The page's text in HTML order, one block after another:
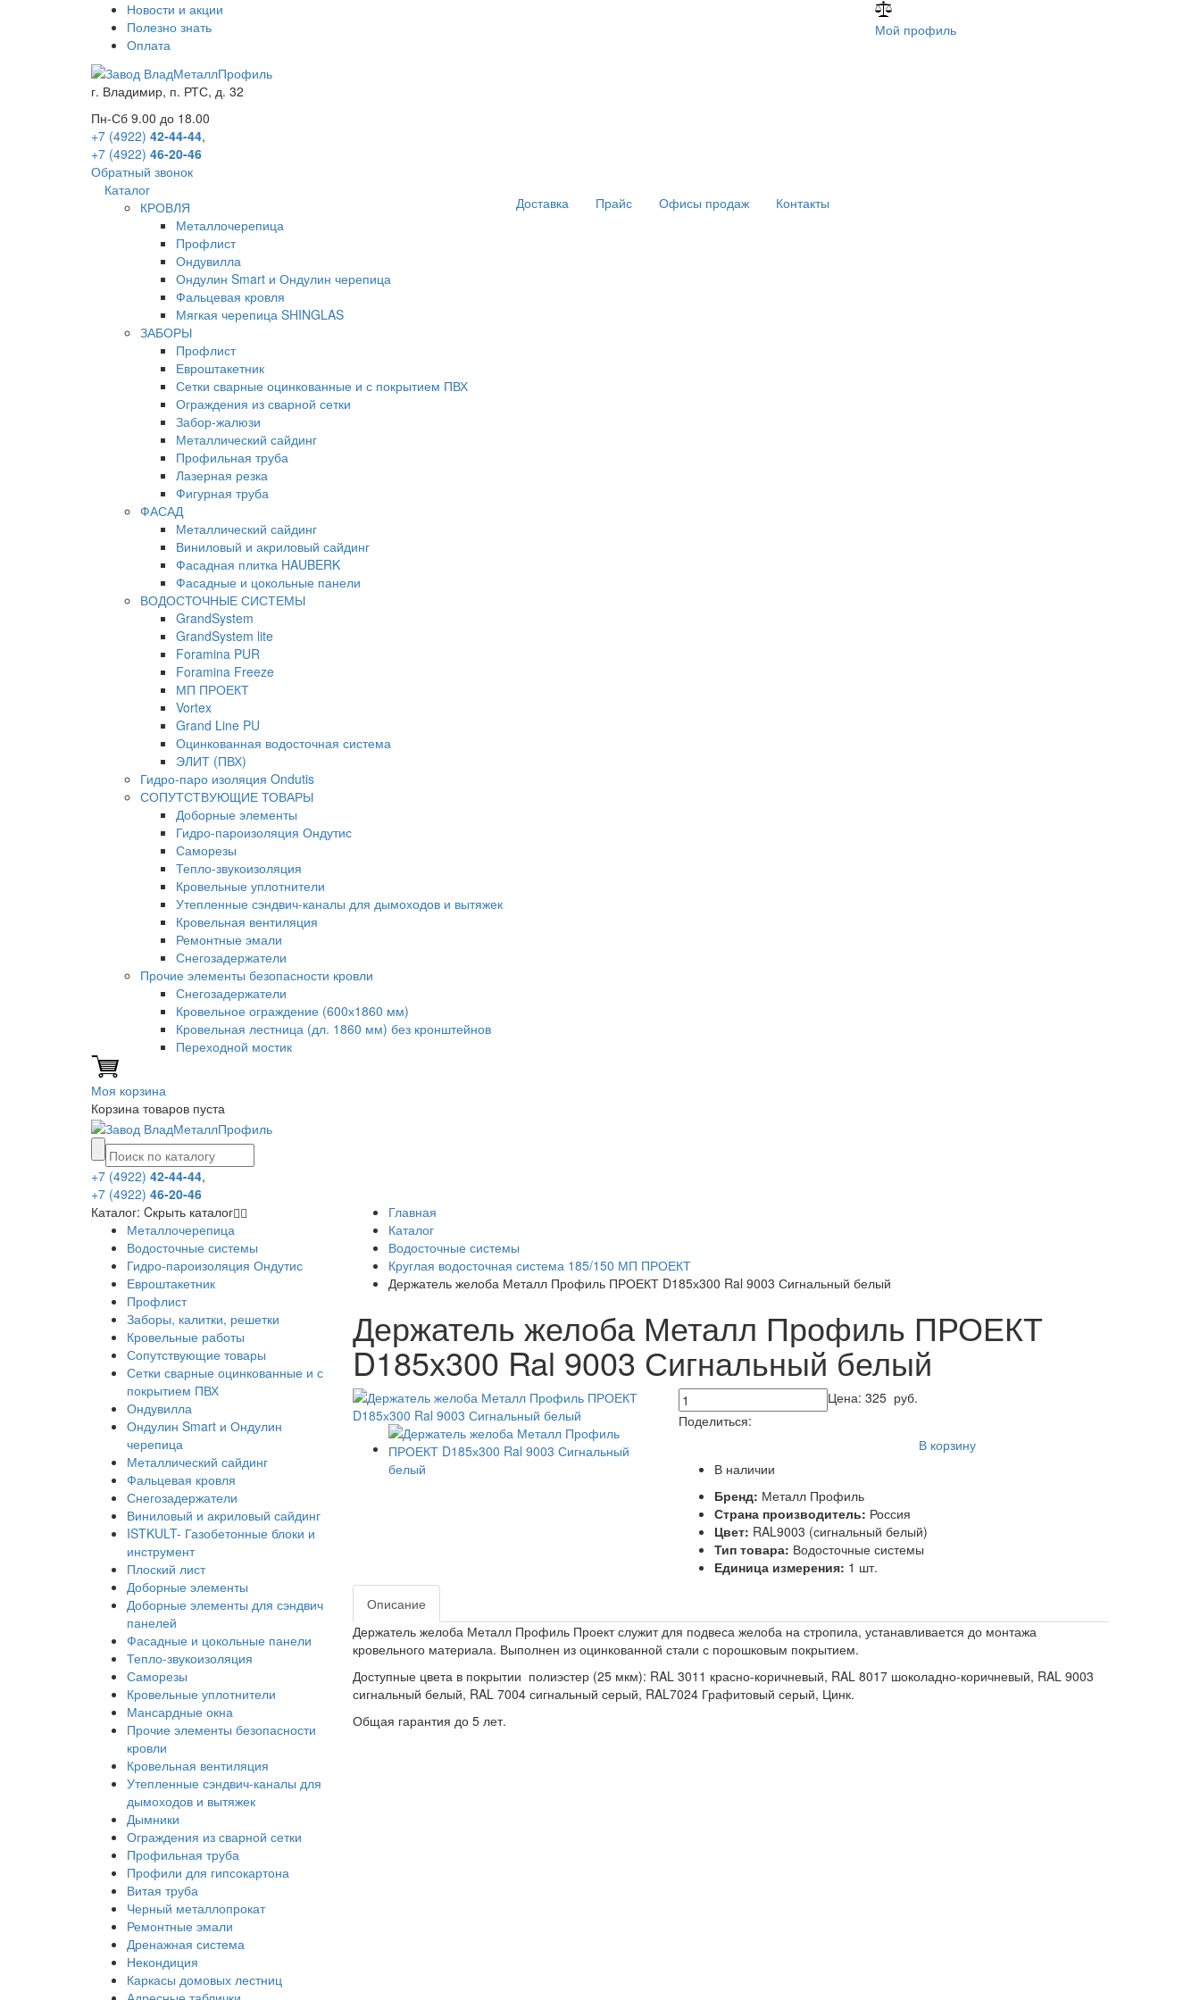
Новости и акции
Полезно знать
Оплата
Мой профиль
г. Владимир, п. РТС, д. 32
Пн-Сб 9.00 до 18.00
+7 (4922) 42-44-44,
+7 (4922) 46-20-46
Обратный звонок
Каталог
КРОВЛЯ
Металлочерепица
Профлист
Ондувилла
Ондулин Smart и Ондулин черепица
Фальцевая кровля
Мягкая черепица SHINGLAS
ЗАБОРЫ
Профлист
Евроштакетник
Сетки сварные оцинкованные и с покрытием ПВХ
Ограждения из сварной сетки
Забор-жалюзи
Металлический сайдинг
Профильная труба
Лазерная резка
Фигурная труба
ФАСАД
Металлический сайдинг
Виниловый и акриловый сайдинг
Фасадная плитка HAUBERK
Фасадные и цокольные панели
ВОДОСТОЧНЫЕ СИСТЕМЫ
GrandSystem
GrandSystem lite
Foramina PUR
Foramina Freeze
МП ПРОЕКТ
Vortex
Grand Line PU
Оцинкованная водосточная система
ЭЛИТ (ПВХ)
Гидро-паро изоляция Ondutis
СОПУТСТВУЮЩИЕ ТОВАРЫ
Доборные элементы
Гидро-пароизоляция Ондутис
Саморезы
Тепло-звукоизоляция
Кровельные уплотнители
Утепленные сэндвич-каналы для дымоходов и вытяжек
Кровельная вентиляция
Ремонтные эмали
Снегозадержатели
Прочие элементы безопасности кровли
Снегозадержатели
Кровельное ограждение (600х1860 мм)
Кровельная лестница (дл. 1860 мм) без кронштейнов
Переходной мостик
Доставка Прайс Офисы продаж Контакты
Моя корзина
Корзина товаров пуста
+7 (4922) 42-44-44,
+7 (4922) 46-20-46
Каталог: Cкрыть каталог
Металлочерепица
Водосточные системы
Гидро-пароизоляция Ондутис
Евроштакетник
Профлист
Заборы, калитки, решетки
Кровельные работы
Сопутствующие товары
Сетки сварные оцинкованные и с
покрытием ПВХ
Ондувилла
Ондулин Smart и Ондулин
черепица
Металлический сайдинг
Фальцевая кровля
Снегозадержатели
Виниловый и акриловый сайдинг
ISTKULT- Газобетонные блоки и
инструмент
Плоский лист
Доборные элементы
Доборные элементы для сэндвич
панелей
Фасадные и цокольные панели
Тепло-звукоизоляция
Саморезы
Кровельные уплотнители
Мансардные окна
Прочие элементы безопасности
кровли
Кровельная вентиляция
Утепленные сэндвич-каналы для
дымоходов и вытяжек
Дымники
Ограждения из сварной сетки
Профильная труба
Профили для гипсокартона
Витая труба
Черный металлопрокат
Ремонтные эмали
Дренажная система
Некондиция
Каркасы домовых лестниц
Главная
Каталог
Водосточные системы
Круглая водосточная система 185/150 МП ПРОЕКТ
Держатель желоба Металл Профиль ПРОЕКТ D185х300 Ral 9003 Сигнальный белый
Держатель желоба Металл Профиль ПРОЕКТ
D185х300 Ral 9003 Сигнальный белый
Цена:325 руб.
Поделиться:
В корзину
В наличии
Бренд: Металл Профиль
Страна производитель: Россия
Цвет: RAL9003 (сигнальный белый)
Тип товара: Водосточные системы
Единица измерения: 1 шт.
Описание
Держатель желоба Металл Профиль Проект служит для подвеса желоба на стропила, устанавливается до монтажа
кровельного материала. Выполнен из оцинкованной стали с порошковым покрытием.
Доступные цвета в покрытии полиэстер (25 мкм): RAL 3011 красно-коричневый, RAL 8017 шоколадно-коричневый, RAL 9003
сигнальный белый, RAL 7004 сигнальный серый, RAL7024 Графитовый серый, Цинк.
Общая гарантия до 5 лет.